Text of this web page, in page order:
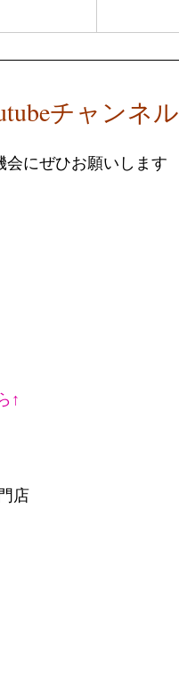
チャンネル
会にぜひお願いします
↑
店